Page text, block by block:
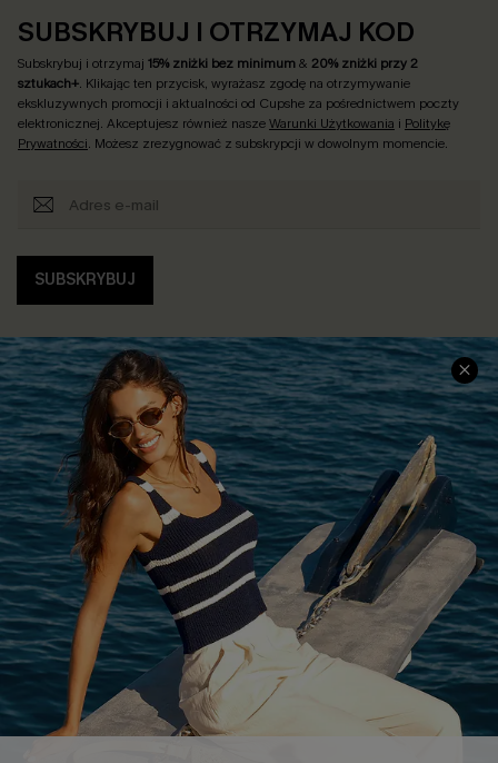
SUBSKRYBUJ I OTRZYMAJ KOD
Subskrybuj i otrzymaj 15% zniżki bez minimum& 20% zniżki przy 2
sztukach+. Klikając ten przycisk, wyrażasz zgodę na otrzymywanie
ekskluzywnych promocji i aktualności od Cupshe za pośrednictwem poczty
elektronicznej. Akceptujesz również naszeWarunki Użytkowania i Politykę
Prywatności. Możesz zrezygnować z subskrypcji w dowolnym momencie.
SUBSKRYBUJ
INFORMACJE O FIRMIE
O NAS
Opinie Klientów
Polityka Prywatności
Warunki & Zasady
Łańcuch Dostaw Cupshe
20% Zniżki na SMS
CENTRUM SERWISOWE
Informacje o Wysyłce
Jak Śledzić
Polityka Zwrotów
Rozpocznij Zwrot
Informacje o Rozmiarach
FAQS
Kontakt z Nami